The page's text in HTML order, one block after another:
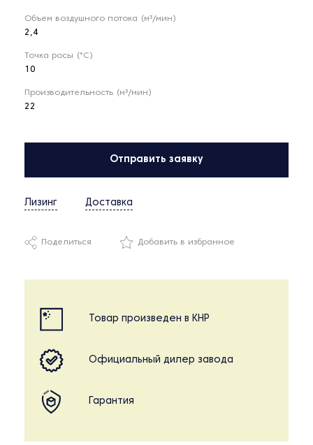
Объем воздушного потока (м³/мин)
2,4
Точка росы (°C)
10
Производительность (м³/мин)
22
Отправить заявку
Лизинг Доставка
Поделиться Добавить в избранное
Товар произведен в КНР
Официальный дилер завода
Гарантия